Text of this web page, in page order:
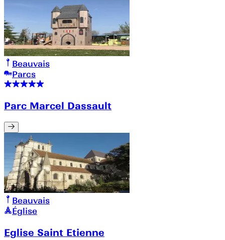
Beauvais
Parcs
Parc Marcel Dassault
Beauvais
Église
Eglise Saint Etienne